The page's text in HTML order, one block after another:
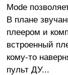
Mode
В плане
плеером и
встроенный
кому-то
пульт ДУ...